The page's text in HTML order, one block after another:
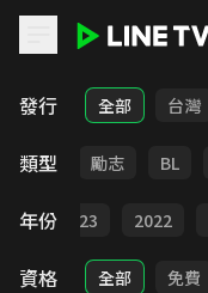
LINE TV - 戲劇
發行 全部 台灣
類型
喜劇 勵志 BL
年份 2023 2022
資格 全部 免費